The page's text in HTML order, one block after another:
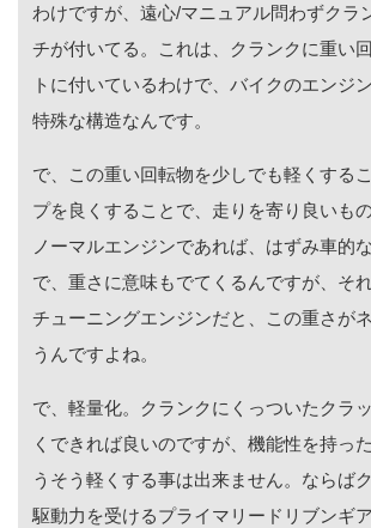
わけですが、遠心/マニュアル問わずクラ
チが付いてる。これは、クランクに重い
トに付いているわけで、バイクのエンジ
特殊な構造なんです。
で、この重い回転物を少しでも軽くする
プを良くすることで、走りを寄り良いも
ノーマルエンジンであれば、はずみ車的
で、重さに意味もでてくるんですが、そ
チューニングエンジンだと、この重さが
うんですよね。
で、軽量化。クランクにくっついたクラ
くできれば良いのですが、機能性を持っ
うそう軽くする事は出来ません。ならば
駆動力を受けるプライマリードリブンギ